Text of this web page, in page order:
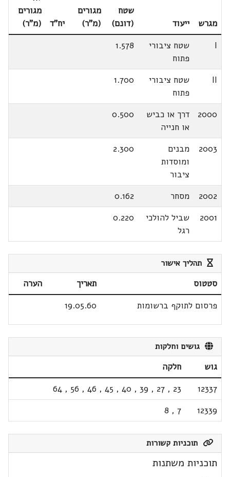
מגרש ייעוד
שטח
(דונם)
מגורים
(מ"ר)
יח"ד
מגורים
(מ"ר)
I
שטח ציבורי
פתוח
1.578
II
שטח ציבורי
פתוח
1.700
2000
דרך או כביש
או חנייה
0.500
2003
מבנים
ומוסדות
ציבור
2.300
2002 מסחר
0.162
2001
שביל להולכי
רגל
0.220
תהליך אישור
סטטוס תאריך
הערה
פרסום לתוקף ברשומות
19.05.60
גושים וחלקות
גוש
חלקה
12337
23
,
27
,
39
,
40
,
45
,
46
,
56
,
64
12339
7
,
8
תוכניות קשורות
תוכניות משתנות